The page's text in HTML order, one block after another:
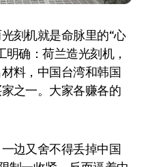
刻机就是命脉里的“心
确：荷兰造光刻机，
料，中国台湾和韩国
之一。大家各赚各的
边又舍不得丢掉中国